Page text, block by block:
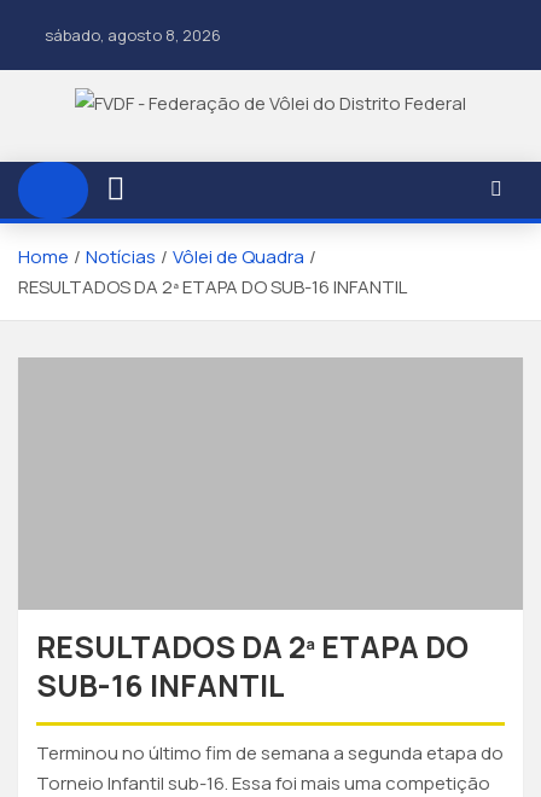
sábado, agosto 8, 2026
Home Notícias
Vôlei de Quadra
RESULTADOS DA 2ª ETAPA DO SUB-16 INFANTIL
RESULTADOS DA 2ª ETAPA DO
SUB-16 INFANTIL
Terminou no último fim de semana a segunda etapa do
Torneio Infantil sub-16. Essa foi mais uma competição